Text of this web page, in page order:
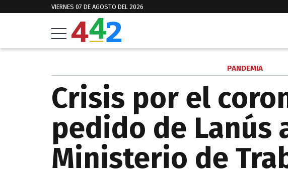
VIERNES 07 DE AGOSTO DEL 2026
PANDEMIA
Crisis por el
pedido de Lanús
Ministerio de